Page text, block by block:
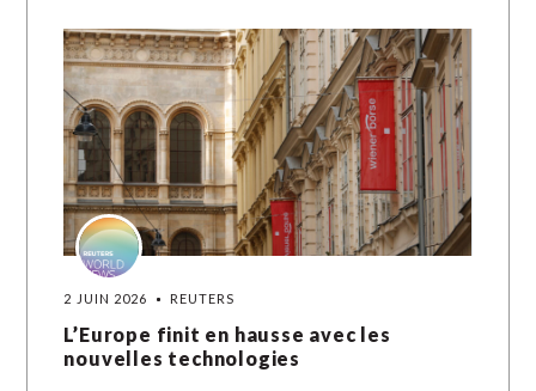
2 JUIN 2026 REUTERS
L’Europe finit en hausse avec les
nouvelles technologies